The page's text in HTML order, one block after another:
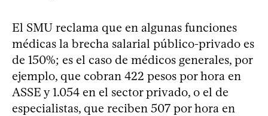
El SMU reclama que en algunas funciones
médicas la brecha salarial público-privado es
de 150%; es el caso de médicos generales, por
ejemplo, que cobran 422 pesos por hora en
ASSE y 1.054 en el sector privado, o el de
especialistas, que reciben 507 por hora en